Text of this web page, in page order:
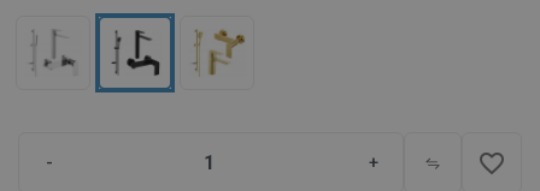
- + favorite_border